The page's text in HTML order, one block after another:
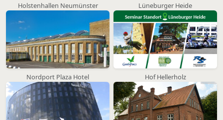
Holstenhallen Neumünster Lüneburger Heide
Nordport Plaza Hotel Hof Hellerholz